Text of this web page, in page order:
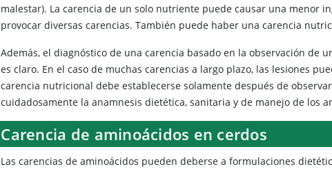
malestar). La carencia de un solo nutriente puede causar una menor
provocar diversas carencias. También puede haber una carencia
Además, el diagnóstico de una carencia basado en la observación de
es claro. En el caso de muchas carencias a largo plazo, las lesiones
carencia nutricional debe establecerse solamente después de
cuidadosamente la anamnesis dietética, sanitaria y de manejo de los
Carencia de aminoácidos en cerdos
Las carencias de aminoácidos pueden deberse a formulaciones